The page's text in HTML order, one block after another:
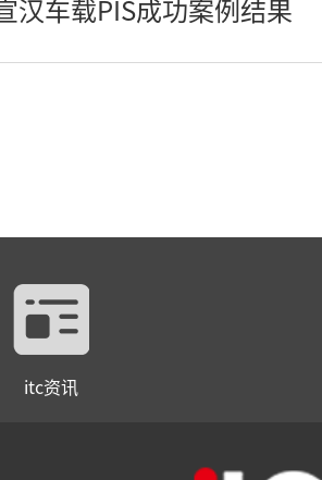
汉车载PIS成功案例结果
itc资讯